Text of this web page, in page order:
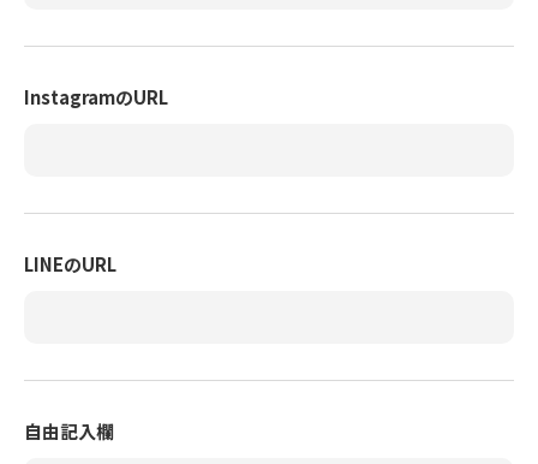
InstagramのURL
LINEのURL
自由記入欄